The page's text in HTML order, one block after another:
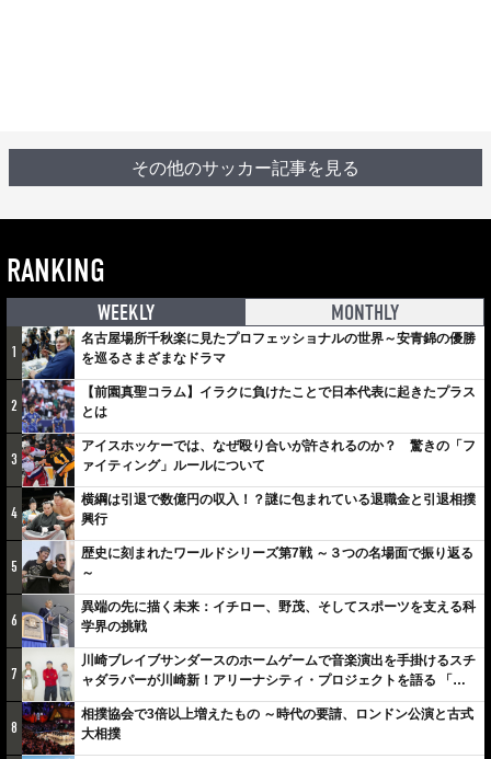
その他のサッカー記事を見る
RANKING
WEEKLY MONTHLY
1
名古屋場所千秋楽に見たプロフェッショナルの世界～安青錦の優勝
を巡るさまざまなドラマ
2
【前園真聖コラム】イラクに負けたことで日本代表に起きたプラス
とは
3
アイスホッケーでは、なぜ殴り合いが許されるのか？ 驚きの「フ
ァイティング」ルールについて
4
横綱は引退で数億円の収入！？謎に包まれている退職金と引退相撲
興行
5
歴史に刻まれたワールドシリーズ第7戦 ～３つの名場面で振り返る
～
6
異端の先に描く未来：イチロー、野茂、そしてスポーツを支える科
学界の挑戦
7
川崎ブレイブサンダースのホームゲームで音楽演出を手掛けるスチ
ャダラパーが川崎新！アリーナシティ・プロジェクトを語る 「楽
しみでしかないでしょ。川崎は、ずっと成長曲線だから」
8
相撲協会で3倍以上増えたもの ～時代の要請、ロンドン公演と古式
大相撲